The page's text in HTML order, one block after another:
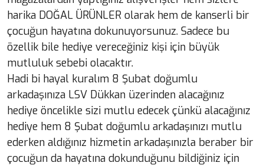
harika DOĞAL ÜRÜNLER olarak hem de kanserli bir
çocuğun hayatına dokunuyorsunuz. Sadece bu
özellik bile hediye vereceğiniz kişi için büyük
mutluluk sebebi olacaktır.
Hadi bi hayal kuralım 8 Şubat doğumlu
arkadaşınıza LSV Dükkan üzerinden alacağınız
hediye öncelikle sizi mutlu edecek çünkü alacağınız
hediye hem 8 Şubat doğumlu arkadaşınızı mutlu
ederken aldığınız hizmetin arkadaşınızla beraber bir
çocuğun da hayatına dokunduğunu bildiğiniz için